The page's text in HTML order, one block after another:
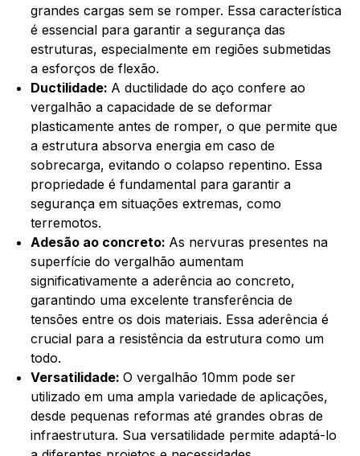
grandes cargas sem se romper. Essa característica
é essencial para garantir a segurança das
estruturas, especialmente em regiões submetidas
a esforços de flexão.
Ductilidade: A ductilidade do aço confere ao
vergalhão a capacidade de se deformar
plasticamente antes de romper, o que permite que
a estrutura absorva energia em caso de
sobrecarga, evitando o colapso repentino. Essa
propriedade é fundamental para garantir a
segurança em situações extremas, como
terremotos.
Adesão ao concreto: As nervuras presentes na
superfície do vergalhão aumentam
significativamente a aderência ao concreto,
garantindo uma excelente transferência de
tensões entre os dois materiais. Essa aderência é
crucial para a resistência da estrutura como um
todo.
Versatilidade:O vergalhão 10mm pode ser
utilizado em uma ampla variedade de aplicações,
desde pequenas reformas até grandes obras de
infraestrutura. Sua versatilidade permite adaptá-lo